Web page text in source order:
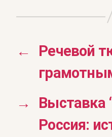
←
Речевой
→
Выставка
Россия: